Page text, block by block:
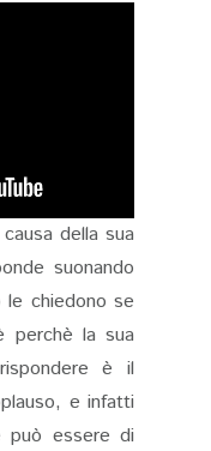
della sua
suonando
le chiedono se
perchè la sua
è il
e infatti
può essere di